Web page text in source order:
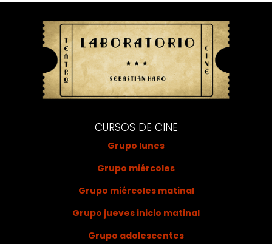
CURSOS DE CINE
Grupo lunes
Grupo miércoles
Grupo miércoles matinal
Grupo jueves inicio matinal
Grupo adolescentes